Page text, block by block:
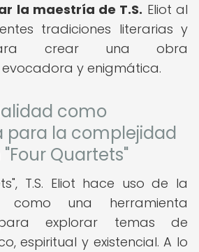
la maestría de T.S. Eliot al
tradiciones literarias y
crear una obra
y enigmática.
como
para la complejidad
Quartets"
T.S. Eliot hace uso de la
como una herramienta
explorar temas de
espiritual y existencial. A lo